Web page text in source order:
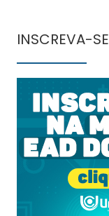
INSCREVA-SE